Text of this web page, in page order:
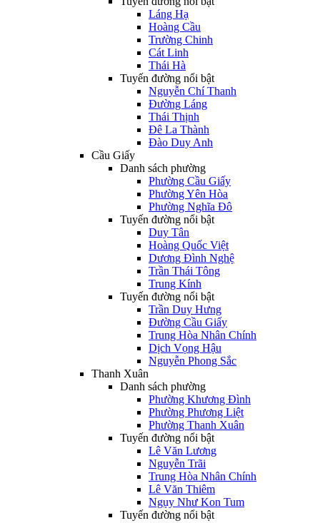
Láng Hạ
Hoàng Cầu
Trường Chinh
Cát Linh
Thái Hà
Tuyến đường nổi bật
Nguyễn Chí Thanh
Đường Láng
Thái Thịnh
Đê La Thành
Đào Duy Anh
Cầu Giấy
Danh sách phường
Phường Cầu Giấy
Phường Yên Hòa
Phường Nghĩa Đô
Tuyến đường nổi bật
Duy Tân
Hoàng Quốc Việt
Dương Đình Nghệ
Trần Thái Tông
Trung Kính
Tuyến đường nổi bật
Trần Duy Hưng
Đường Cầu Giấy
Trung Hòa Nhân Chính
Dịch Vọng Hậu
Nguyễn Phong Sắc
Thanh Xuân
Danh sách phường
Phường Khương Đình
Phường Phương Liệt
Phường Thanh Xuân
Tuyến đường nổi bật
Lê Văn Lương
Nguyễn Trãi
Trung Hòa Nhân Chính
Lê Văn Thiêm
Ngụy Như Kon Tum
Tuyến đường nổi bật